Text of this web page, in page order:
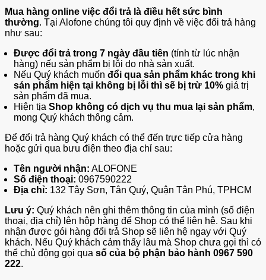
Mua hàng online việc đổi trả là điều hết sức bình
thường. Tại Alofone chúng tôi quy định về việc đổi trả hàng
như sau:
Được đổi trả trong 7 ngày đầu tiên (tính từ lúc nhận
hàng) nếu sản phẩm bị lỗi do nhà sản xuất.
Nếu Quý khách muốn đổi qua sản phẩm khác trong khi
sản phẩm hiện tại không bị lỗi thì sẽ bị trừ 10% giá trị
sản phẩm đã mua.
Hiện tịa Shop không có dịch vụ thu mua lại sản phẩm,
mong Quý khách thông cảm.
Để đổi trả hàng Quý khách có thể đến trực tiếp cửa hàng
hoặc gửi qua bưu điện theo địa chỉ sau:
Tên người nhận: ALOFONE
Số điện thoại: 0967590222
Địa chỉ: 132 Tây Sơn, Tân Quý, Quận Tân Phú, TPHCM
Lưu ý: Quý khách nên ghi thêm thông tin của mình (số điện
thoại, địa chỉ) lên hộp hàng để Shop có thể liên hệ. Sau khi
nhận được gói hàng đổi trả Shop sẽ liên hệ ngay với Quý
khách. Nếu Quý khách cảm thấy lâu mà Shop chưa gọi thì có
thể chủ động gọi qua số của bộ phận bảo hành 0967 590
222.